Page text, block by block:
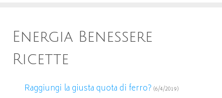
Energia Benessere
Ricette
Raggiungi la giusta quota di ferro? (6/4/2019)